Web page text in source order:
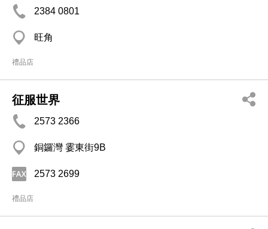
2384 0801
旺角
禮品店
征服世界
2573 2366
銅鑼灣 霎東街9B
2573 2699
禮品店